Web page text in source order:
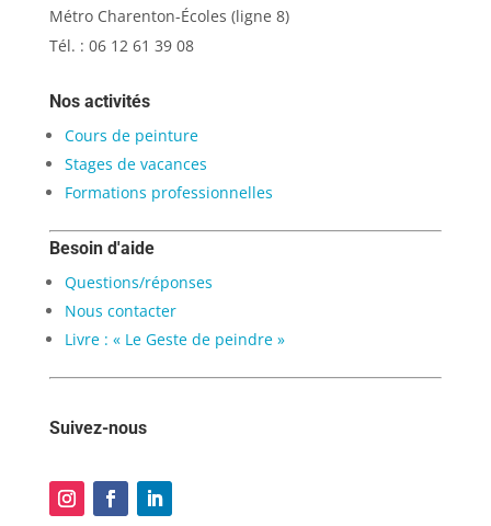
Métro Charenton-Écoles (ligne 8)
Tél. : 06 12 61 39 08
Nos activités
Cours de peinture
Stages de vacances
Formations professionnelles
Besoin d'aide
Questions/réponses
Nous contacter
Livre : « Le Geste de peindre »
Suivez-nous